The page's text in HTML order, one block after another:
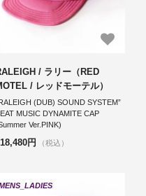
/ ラリー（RED
/ レッドモーテル）
(DUB) SOUND SYSTEM”
MUSIC DYNAMITE CAP
Ver.PINK)
円 （税込）